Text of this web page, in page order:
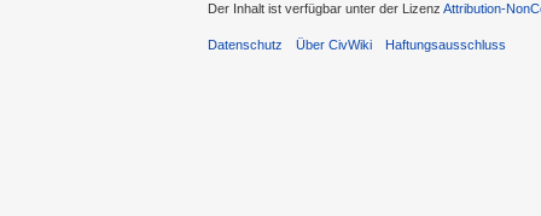
Der Inhalt ist verfügbar unter der Lizenz Attribution-
Datenschutz Über CivWiki Haftungsausschluss